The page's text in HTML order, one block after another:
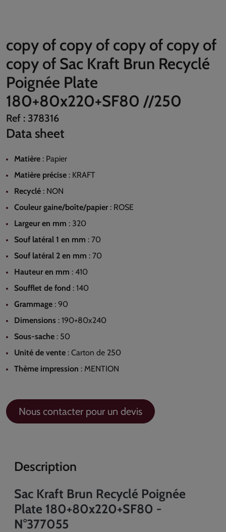
copy of copy of copy of copy of
copy of Sac Kraft Brun Recyclé
Poignée Plate
180+80x220+SF80 //250
Ref : 378316
Data sheet
Matière : Papier
Matière précise : KRAFT
Recyclé : NON
Couleur gaine/boîte/papier : ROSE
Largeur en mm : 320
Souf latéral 1 en mm : 70
Souf latéral 2 en mm : 70
Hauteur en mm : 410
Soufflet de fond : 140
Grammage : 90
Dimensions : 190+80x240
Sous-sache : 50
Unité de vente : Carton de 250
Thème impression : MENTION
Nous contacter pour un devis
Description
Sac Kraft Brun Recyclé Poignée
Plate 180+80x220+SF80 -
N°377055